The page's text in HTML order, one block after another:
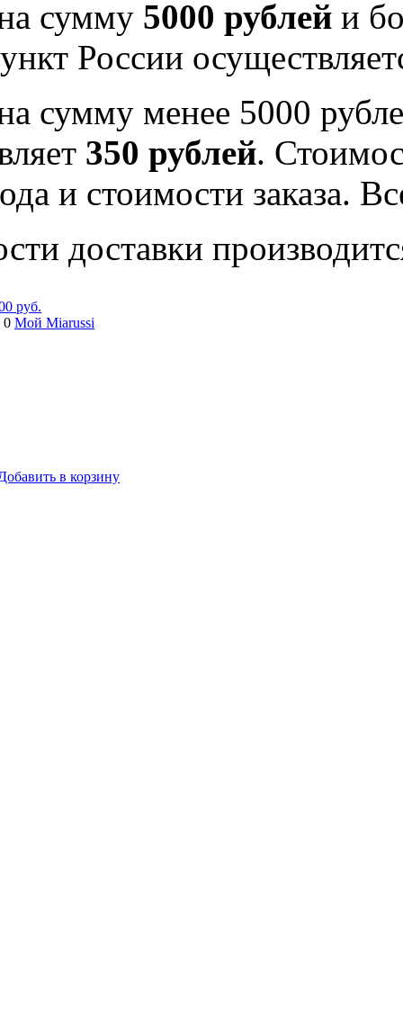
сумму 5000 рублей и
России
сумму менее 5000
350 рублей.
и стоимости заказа.
доставки
руб.
0 Мой Miarussi
в корзину